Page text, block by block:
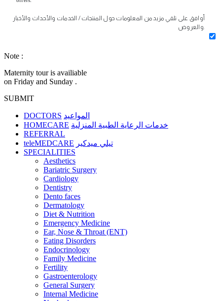
أوافق على تلقي مزيد من المعلومات حول المنتجات / الخدمات والأحداث والأخبار
والعروض.
Note :
Maternity tour is availiable
on Friday and Sunday .
SUBMIT
DOCTORS المواعيد
HOMECARE خدمات الرعاية الطبية المنزلية
REFERRAL
teleMEDCARE تيلي ميدكير
SPECIALITIES
Aesthetics
Bariatric Surgery
Cardiology
Dentistry
Dento faces
Dermatology
Diet & Nutrition
Emergency Medicine
Ear, Nose & Throat (ENT)
Eating Disorders
Endocrinology
Family Medicine
Fertility
Gastroenterology
General Surgery
Internal Medicine